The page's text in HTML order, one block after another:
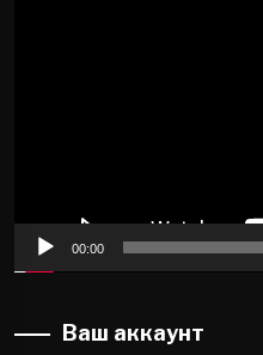
00:00
Ваш аккаунт